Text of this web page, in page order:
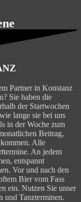
Partner in Konstanz
Sie haben die
der Startwochen
lange sie bei uns
in der Woche zum
Beitrag,
Alle
An jedem
entspannt
Vor und nach den
Bier vom Fass
ein. Nutzen Sie unser
und Tanzterminen.